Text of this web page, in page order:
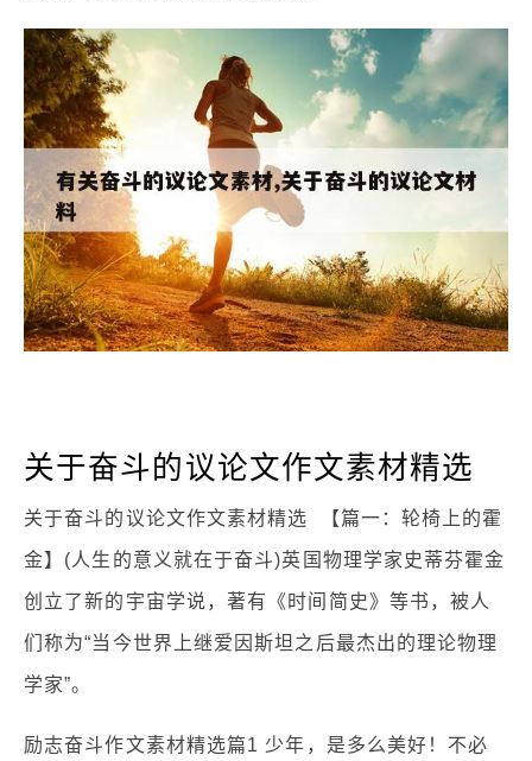
关于奋斗的议论文作文素材精选
关于奋斗的议论文作文素材精选 【篇一：轮椅上的霍
金】(人生的意义就在于奋斗)英国物理学家史蒂芬霍金
创立了新的宇宙学说，著有《时间简史》等书，被人
们称为“当今世界上继爱因斯坦之后最杰出的理论物理
学家”。
励志奋斗作文素材精选篇1 少年，是多么美好！不必